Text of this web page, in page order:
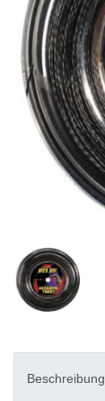
Beschreibung